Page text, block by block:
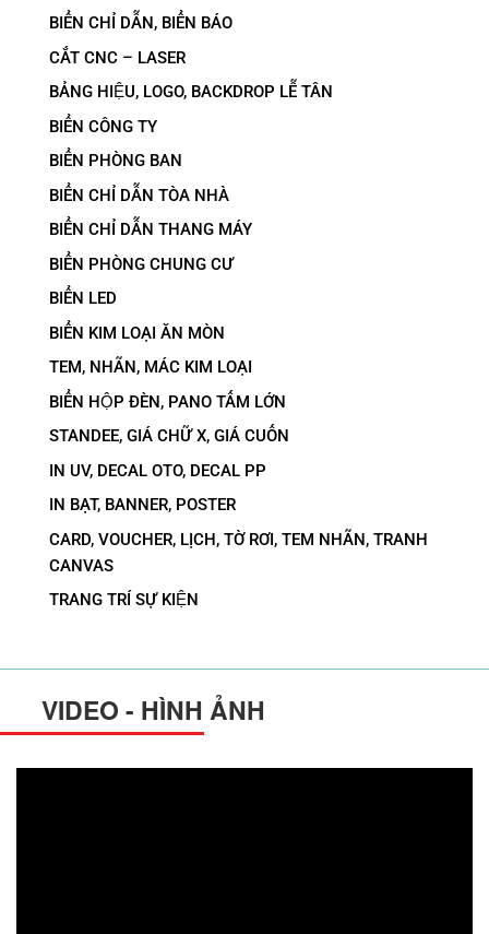
BIỂN CHỈ DẪN, BIỂN BÁO
CẮT CNC – LASER
BẢNG HIỆU, LOGO, BACKDROP LỄ TÂN
BIỂN CÔNG TY
BIỂN PHÒNG BAN
BIỂN CHỈ DẪN TÒA NHÀ
BIỂN CHỈ DẪN THANG MÁY
BIỂN PHÒNG CHUNG CƯ
BIỂN LED
BIỂN KIM LOẠI ĂN MÒN
TEM, NHÃN, MÁC KIM LOẠI
BIỂN HỘP ĐÈN, PANO TẤM LỚN
STANDEE, GIÁ CHỮ X, GIÁ CUỐN
IN UV, DECAL OTO, DECAL PP
IN BẠT, BANNER, POSTER
CARD, VOUCHER, LỊCH, TỜ RƠI, TEM NHÃN, TRANH
CANVAS
TRANG TRÍ SỰ KIỆN
VIDEO - HÌNH ẢNH